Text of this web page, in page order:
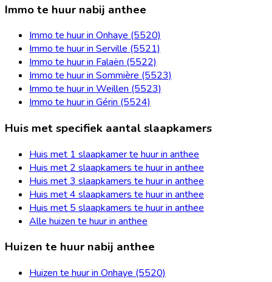
Immo te huur nabij anthee
Immo te huur in Onhaye (5520)
Immo te huur in Serville (5521)
Immo te huur in Falaën (5522)
Immo te huur in Sommière (5523)
Immo te huur in Weillen (5523)
Immo te huur in Gérin (5524)
Huis met specifiek aantal slaapkamers
Huis met 1 slaapkamer te huur in anthee
Huis met 2 slaapkamers te huur in anthee
Huis met 3 slaapkamers te huur in anthee
Huis met 4 slaapkamers te huur in anthee
Huis met 5 slaapkamers te huur in anthee
Alle huizen te huur in anthee
Huizen te huur nabij anthee
Huizen te huur in Onhaye (5520)